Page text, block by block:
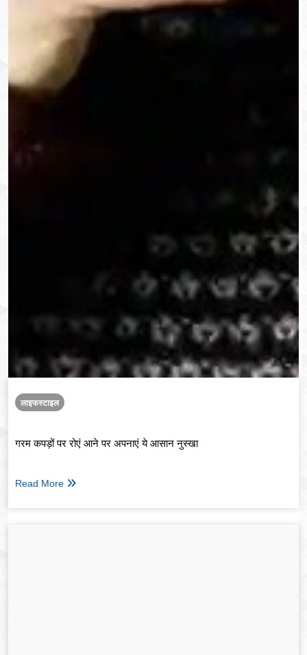
लाइफस्टाइल
गरम कपड़ों पर रोएं आने पर अपनाएं ये आसान नुस्खा
Read More